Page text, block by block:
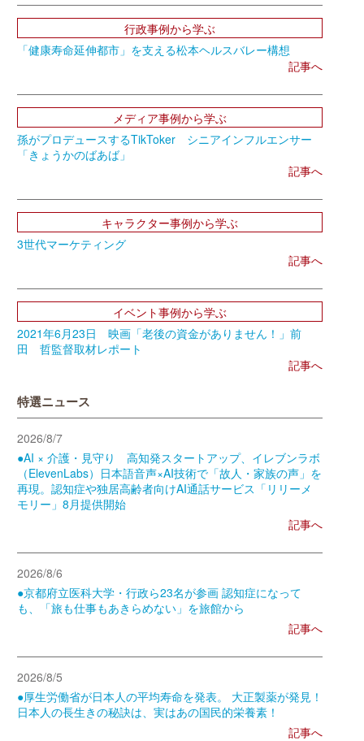
行政事例から学ぶ
「健康寿命延伸都市」を支える松本ヘルスバレー構想
記事へ
メディア事例から学ぶ
孫がプロデュースするTikToker シニアインフルエンサー
「きょうかのばあば」
記事へ
キャラクター事例から学ぶ
3世代マーケティング
記事へ
イベント事例から学ぶ
2021年6月23日 映画「老後の資金がありません！」前
田 哲監督取材レポート
記事へ
特選ニュース
2026/8/7
●AI × 介護・見守り 高知発スタートアップ、イレブンラボ
（ElevenLabs）日本語音声×AI技術で「故人・家族の声」を
再現。認知症や独居高齢者向けAI通話サービス「リリーメ
モリー」8月提供開始
記事へ
2026/8/6
●京都府立医科大学・行政ら23名が参画 認知症になって
も、「旅も仕事もあきらめない」を旅館から
記事へ
2026/8/5
●厚生労働省が日本人の平均寿命を発表。 大正製薬が発見！
日本人の長生きの秘訣は、実はあの国民的栄養素！
記事へ